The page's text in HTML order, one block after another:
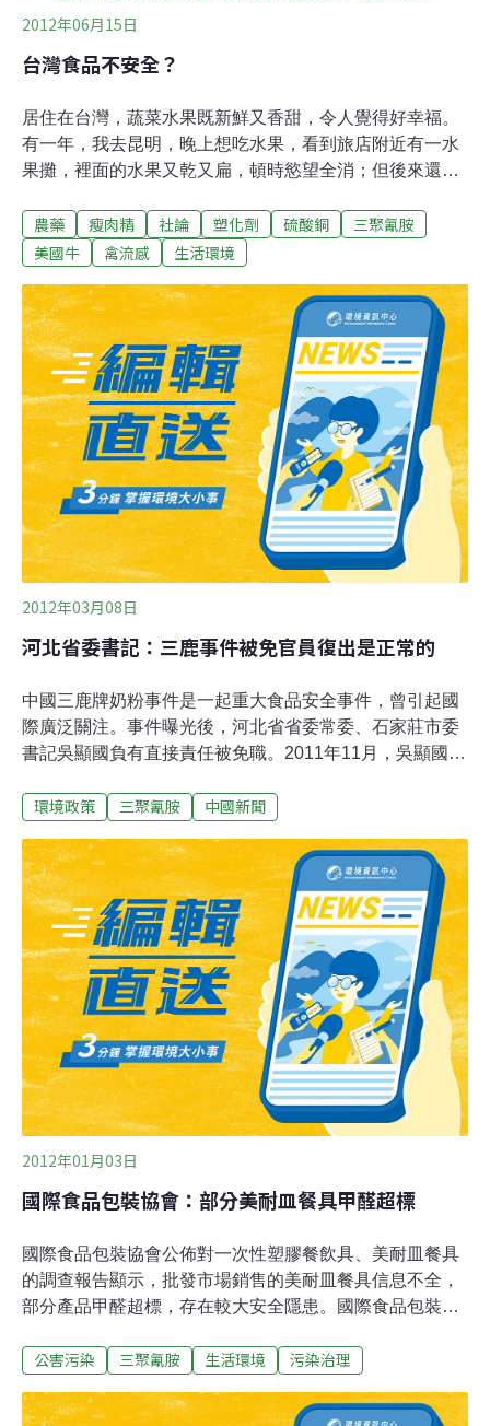
2012年06月15日
台灣食品不安全？
居住在台灣，蔬菜水果既新鮮又香甜，令人覺得好幸福。
有一年，我去昆明，晚上想吃水果，看到旅店附近有一水
果攤，裡面的水果又乾又扁，頓時慾望全消；但後來還是
的水果。台灣人，沒吃水果，真會受不了。吃水果，要拜
樹頭，感謝老天賜給我們的福地。民，以食為天。吃飽，
使外觀看起來漂亮，以至於有些農人開始生產一些加了農
藥和化學肥料的蔬菜水果給我們，農藥和化肥的殘留都可
能進入我們的肚子裡了。有一次，我們去行政院表達反對
台灣開放瘦肉精美國牛肉。政府官員還拿農藥做比喻，他
說：「肉品有瘦肉精，就等同於蔬菜有農藥；消費者可以
去買有機蔬菜就好了。」如果，台灣有很多有機蔬菜就好
了，但以台灣環境污染程度，不知有多少農地是乾淨且可
種出有機蔬果？這兩年人民在食物這一話題，真是如驚弓
之鳥。先有三聚氰胺在奶品中，再有塑化劑在果汁中，然
農藥 瘦肉精 社論 塑化劑 硫酸銅
三聚氰胺
美國牛
禽流感 生活環境
2012年03月08日
河北省委書記：三鹿事件被免官員復出是正常的
中國三鹿牌奶粉事件是一起重大食品安全事件，曾引起國
際廣泛關注。事件曝光後，河北省省委常委、石家莊市委
書記吳顯國負有直接責任被免職。2011年11月，吳顯國列
委書記張慶黎回應三鹿事件問題官員復出時表示，事件過
說，黨和國家任用幹部程序嚴格，幹部幹得好時有褒獎，
犯了錯誤按照黨的紀律甚至國法處理，違反紀律後，會根
據其處分日期和他本人的表現，安排新工作，「任用幹部
不能一棍子打死，不能看一時一事，還要發揮他的長處和
特點」。他還說，改革最終是充分發揮社會主義制度的優
越性和充分調動廣大人民群眾的積極性，使大家有施展才
能的舞台。「三鹿事件過去好幾年了，一些同志受到處
分，現在安排工作是正常的」。
環境政策 三聚氰胺 中國新聞
2012年01月03日
國際食品包裝協會：部分美耐皿餐具甲醛超標
國際食品包裝協會公佈對一次性塑膠餐飲具、美耐皿餐具
的調查報告顯示，批發市場銷售的美耐皿餐具信息不全，
部分產品甲醛超標，存在較大安全隱患。國際食品包裝協
20家餐飲企業使用的美耐皿餐具進行調查，購買28種樣品
批發市場上購買的部分產品嚴重超標，比如丰台區岳各莊
公害污染 三聚氰胺 生活環境 污染治理